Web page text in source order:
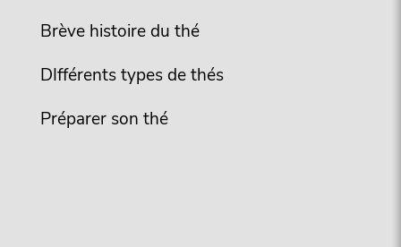
Brève histoire du thé
DIfférents types de thés
Préparer son thé